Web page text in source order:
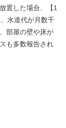
置した場合、【1
水道代が月数千
部屋の壁や床が
も多数報告され